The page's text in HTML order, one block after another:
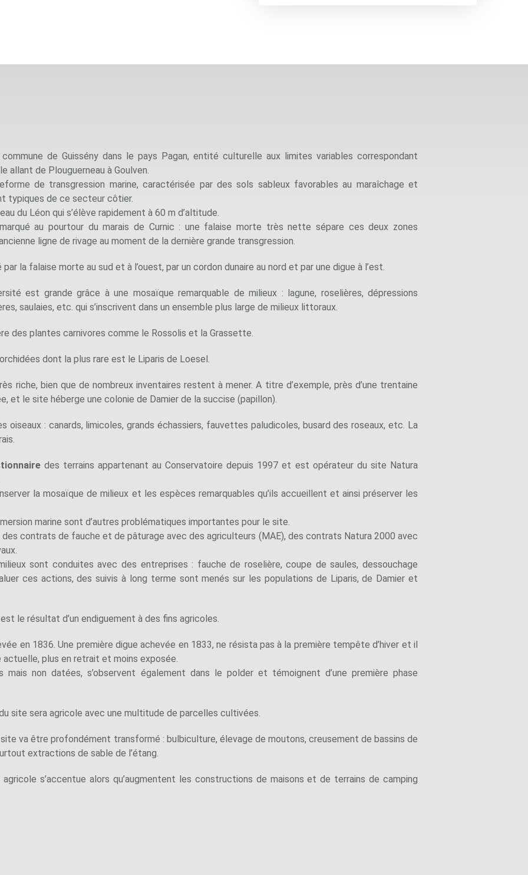
de Guissény dans le pays Pagan, entité culturelle aux limites variables correspondant
allant de Plouguerneau à Goulven.
de transgression marine, caractérisée par des sols sableux favorables au maraîchage et
typiques de ce secteur côtier.
du Léon qui s’élève rapidement à 60 m d’altitude.
au pourtour du marais de Curnic : une falaise morte très nette sépare ces deux zones
ligne de rivage au moment de la dernière grande transgression.
la falaise morte au sud et à l’ouest, par un cordon dunaire au nord et par une digue à l’est.
est grande grâce à une mosaïque remarquable de milieux : lagune, roselières, dépressions
saulaies, etc. qui s’inscrivent dans un ensemble plus large de milieux littoraux.
des plantes carnivores comme le Rossolis et la Grassette.
dont la plus rare est le Liparis de Loesel.
riche, bien que de nombreux inventaires restent à mener. A titre d’exemple, près d’une trentaine
et le site héberge une colonie de Damier de la succise (papillon).
oiseaux : canards, limicoles, grands échassiers, fauvettes paludicoles, busard des roseaux, etc. La
des terrains appartenant au Conservatoire depuis 1997 et est opérateur du site Natura
la mosaïque de milieux et les espèces remarquables qu’ils accueillent et ainsi préserver les
marine sont d’autres problématiques importantes pour le site.
des contrats de fauche et de pâturage avec des agriculteurs (MAE), des contrats Natura 2000 avec
sont conduites avec des entreprises : fauche de roselière, coupe de saules, dessouchage
ces actions, des suivis à long terme sont menés sur les populations de Liparis, de Damier et
le résultat d’un endiguement à des fins agricoles.
en 1836. Une première digue achevée en 1833, ne résista pas à la première tempête d’hiver et il
plus en retrait et moins exposée.
mais non datées, s’observent également dans le polder et témoignent d’une première phase
site sera agricole avec une multitude de parcelles cultivées.
va être profondément transformé : bulbiculture, élevage de moutons, creusement de bassins de
extractions de sable de l’étang.
s’accentue alors qu’augmentent les constructions de maisons et de terrains de camping